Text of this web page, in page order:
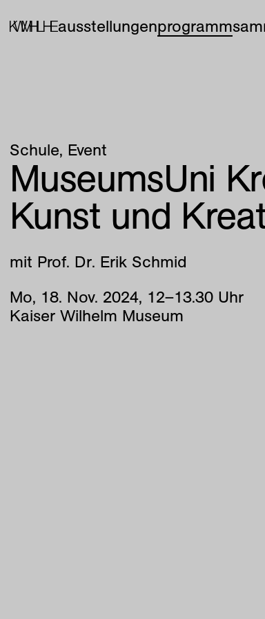
ausstellungenprogramm
Schule Event
MuseumsUni
Kunst und
mit Prof. Dr. Erik Schmid
Mo, 18. Nov. 2024, 12–13.30Uhr
Kaiser Wilhelm Museum